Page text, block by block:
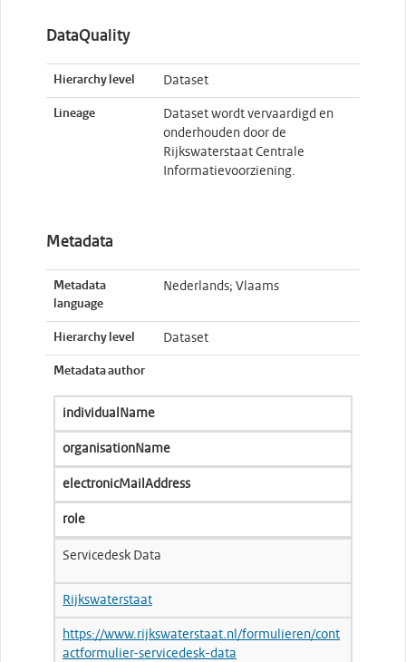
DataQuality
Hierarchy level Dataset
Lineage
Dataset wordt vervaardigd en
onderhouden door de
Rijkswaterstaat Centrale
Informatievoorziening.
Metadata
Metadata
language
Nederlands; Vlaams
Hierarchy level Dataset
Metadata author
individualName
organisationName
electronicMailAddress
role
Servicedesk Data
Rijkswaterstaat
https://www.rijkswaterstaat.nl/formulieren/cont
actformulier-servicedesk-data